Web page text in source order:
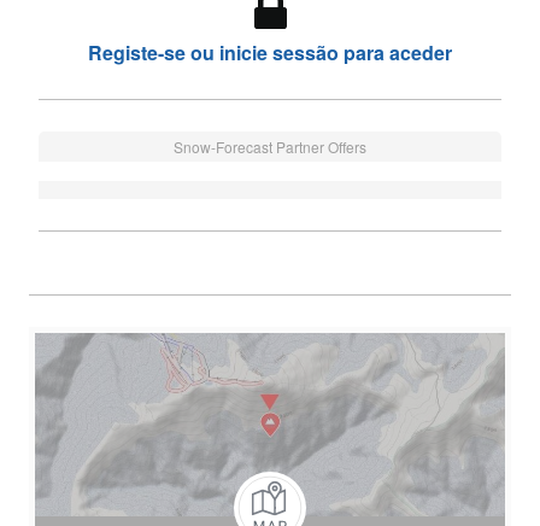
Registe-se ou inicie sessão para aceder
Snow-Forecast Partner Offers